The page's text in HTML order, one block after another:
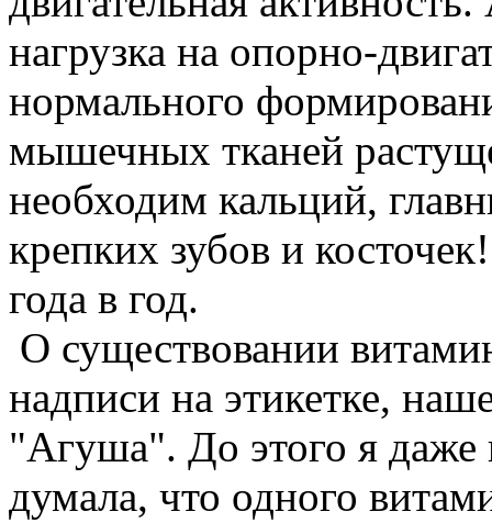
нагрузка на опорно-
нормального
мышечных тканей
необходим кальций,
крепких зубов и
года в год.
О существовании
надписи на этикетке,
"Агуша". До этого я даже
думала, что одного